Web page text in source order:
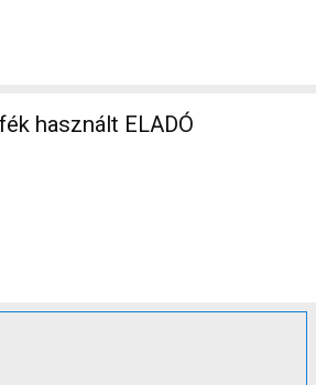
használt ELADÓ